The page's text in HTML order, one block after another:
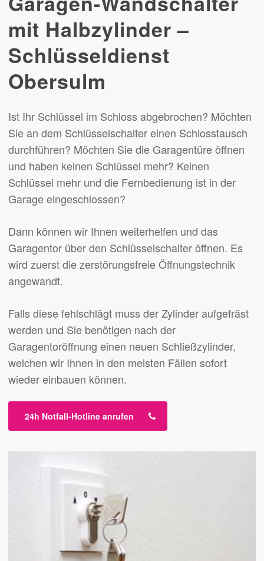
mit Halbzylinder –
Schlüsseldienst
Obersulm
Ist Ihr Schlüssel im Schloss abgebrochen? Möchten
Sie an dem Schlüsselschalter einen Schlosstausch
durchführen? Möchten Sie die Garagentüre öffnen
und haben keinen Schlüssel mehr? Keinen
Schlüssel mehr und die Fernbedienung ist in der
Garage eingeschlossen?
Dann können wir Ihnen weiterhelfen und das
Garagentor über den Schlüsselschalter öffnen. Es
wird zuerst die zerstörungsfreie Öffnungstechnik
angewandt.
Falls diese fehlschlägt muss der Zylinder aufgefräst
werden und Sie benötigen nach der
Garagentoröffnung einen neuen Schließzylinder,
welchen wir Ihnen in den meisten Fällen sofort
wieder einbauen können.
24h Notfall-Hotline anrufen